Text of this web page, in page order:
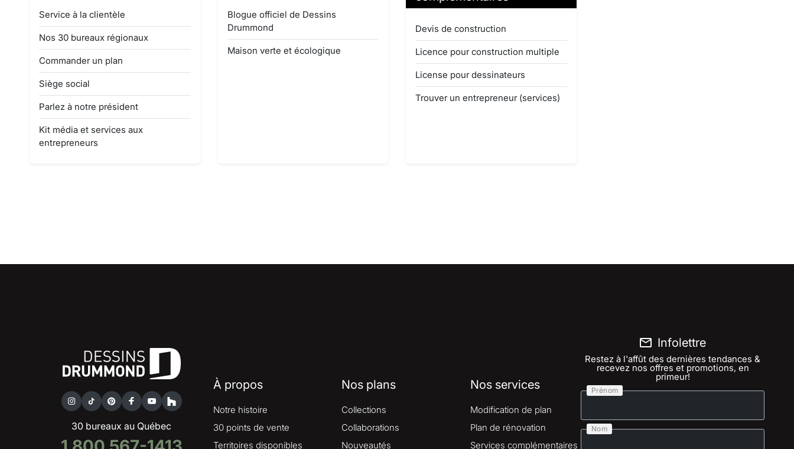
Service à la clientèle
Nos 30 bureaux régionaux
Commander un plan
Siège social
Parlez à notre président
Kit média et services aux
entrepreneurs
Blogue officiel de Dessins
Drummond
Maison verte et écologique
Devis de construction
Licence pour construction multiple
License pour dessinateurs
Trouver un entrepreneur (services)
30 bureaux au Québec
À propos
Notre histoire
30 points de vente
Territoires disponibles
Nos plans
Collections
Collaborations
Nouveautés
Nos services
Modification de plan
Plan de rénovation
Services complémentaires
Infolettre
Restez à l'affût des dernières tendances &
recevez nos offres et promotions, en
primeur!
Prénom
Nom